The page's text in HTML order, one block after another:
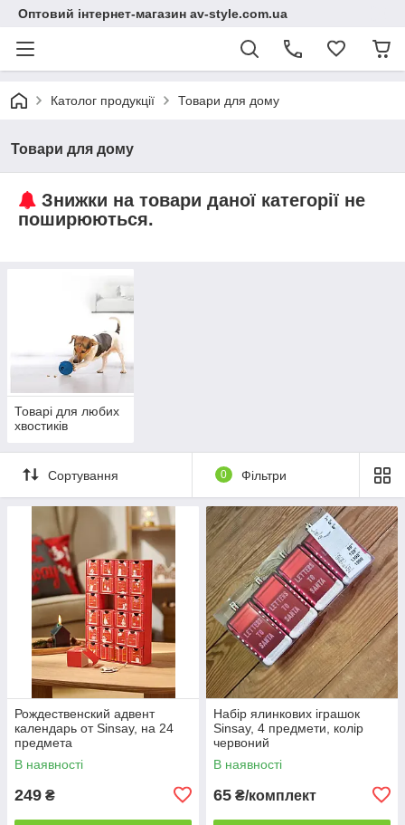
Оптовий інтернет-магазин av-style.com.ua
Католог продукції Товари для дому
Товари для дому
Знижки на товари даної категорії не
поширюються.
Товарі для любих
хвостиків
Сортування 0 Фільтри
Рождественский адвент
календарь от Sinsay, на 24
предмета
В наявності
249 ₴
Набір ялинкових іграшок
Sinsay, 4 предмети, колір
червоний
В наявності
65 ₴/комплект